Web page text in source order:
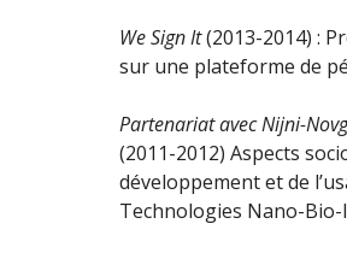
We Sign It(2013-2014) :
sur une plateforme de
Partenariat avec Nijni-
(2011-2012) Aspects
développement et de
Technologies Nano-